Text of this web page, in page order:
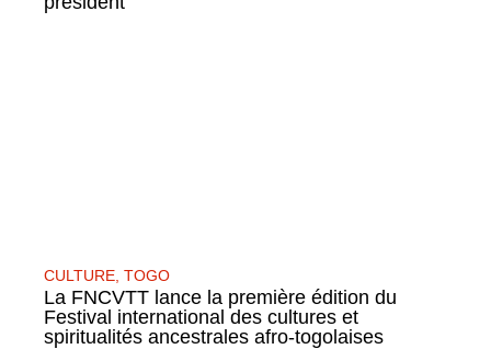
CULTURE TOGO
La FNCVTT lance la première édition du
Festival international des cultures et
spiritualités ancestrales afro-togolaises